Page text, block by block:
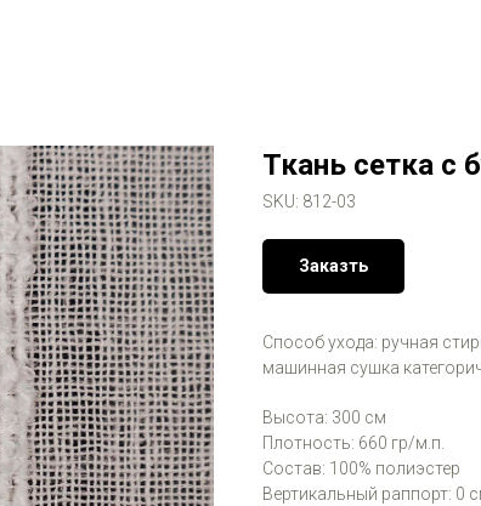
Ткань сетка с
SKU: 812-03
Заказть
Способ ухода: ручная
машинная сушка
Высота: 300 см
Плотность: 660 гр/м.п.
Состав: 100% полиэстер
Вертикальный раппорт: 0